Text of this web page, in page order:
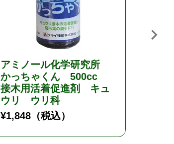
アミノール化学研究所
かっちゃくん 500cc
接木用活着促進剤 キュ
ウリ ウリ科
¥1,848 （税込）